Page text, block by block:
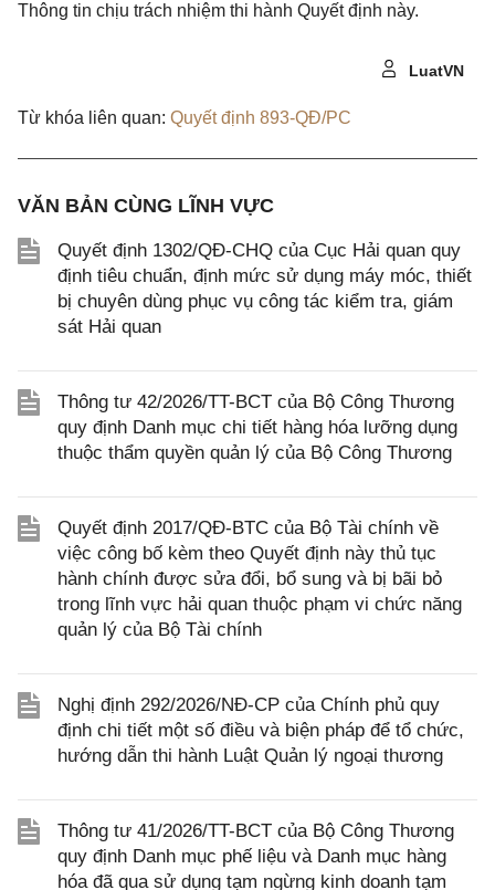
Thông tin chịu trách nhiệm thi hành Quyết định này.
LuatVN
Từ khóa liên quan: Quyết định 893-QĐ/PC
VĂN BẢN CÙNG LĨNH VỰC
Quyết định 1302/QĐ-CHQ của Cục Hải quan quy
định tiêu chuẩn, định mức sử dụng máy móc, thiết
bị chuyên dùng phục vụ công tác kiểm tra, giám
sát Hải quan
Thông tư 42/2026/TT-BCT của Bộ Công Thương
quy định Danh mục chi tiết hàng hóa lưỡng dụng
thuộc thẩm quyền quản lý của Bộ Công Thương
Quyết định 2017/QĐ-BTC của Bộ Tài chính về
việc công bố kèm theo Quyết định này thủ tục
hành chính được sửa đổi, bổ sung và bị bãi bỏ
trong lĩnh vực hải quan thuộc phạm vi chức năng
quản lý của Bộ Tài chính
Nghị định 292/2026/NĐ-CP của Chính phủ quy
định chi tiết một số điều và biện pháp để tổ chức,
hướng dẫn thi hành Luật Quản lý ngoại thương
Thông tư 41/2026/TT-BCT của Bộ Công Thương
quy định Danh mục phế liệu và Danh mục hàng
hóa đã qua sử dụng tạm ngừng kinh doanh tạm